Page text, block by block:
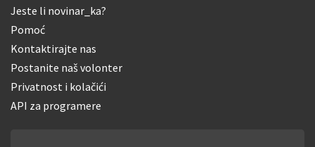
Jeste li novinar_ka?
Pomoć
Kontaktirajte nas
Postanite naš volonter
Privatnost i kolačići
API za programere